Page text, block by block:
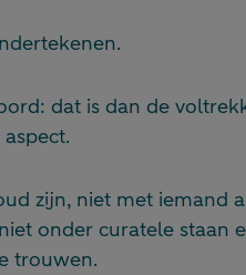
dat is dan de
zijn, niet met iemand
onder curatele staan
trouwen.